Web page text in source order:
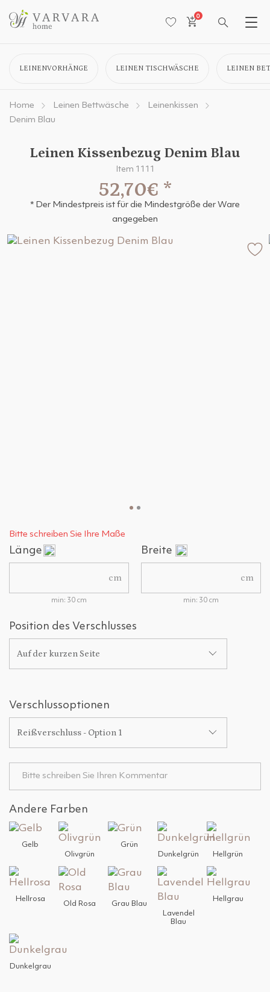
0
LEINENVORHÄNGE LEINEN TISCHWÄSCHE LEINEN
Home Leinen Bettwäsche
Leinenkissen
Denim Blau
Leinen Kissenbezug Denim Blau
Item 1111
52,70€ *
* Der Mindestpreis ist für die Mindestgröße der Ware
angegeben
Bitte schreiben Sie Ihre Maße
Länge
cm
min: 30 cm
Breite
cm
min: 30 cm
Position des Verschlusses
Auf der kurzen Seite
Verschlussoptionen
Reißverschluss - Option 1
Andere Farben
Gelb
Olivgrün
Grün
Dunkelgrün
Hellgrün
Hellrosa
Old Rosa
Grau Blau
Lavendel
Blau
Hellgrau
Dunkelgrau